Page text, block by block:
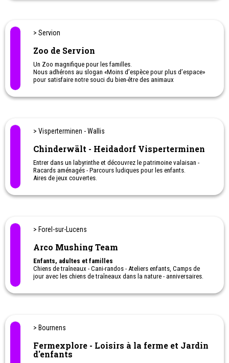
> Servion
Zoo de Servion
Un Zoo magnifique pour les familles.
Nous adhérons au slogan «Moins d’espèce pour plus d’espace»
pour satisfaire notre souci du bien-être des animaux
été 9h-19h
> Visperterminen - Wallis
Chinderwält - Heidadorf Visperterminen
Entrer dans un labyrinthe et découvrez le patrimoine valaisan -
Racards aménagés - Parcours ludiques pour les enfants.
Aires de jeux couvertes.
> Forel-sur-Lucens
Arco Mushing Team
Enfants, adultes et familles
Chiens de traîneaux - Cani-randos - Ateliers enfants, Camps de
jour avec les chiens de traîneaux dans la nature - anniversaires.
> Bournens
Fermexplore - Loisirs à la ferme et Jardin
d'enfants